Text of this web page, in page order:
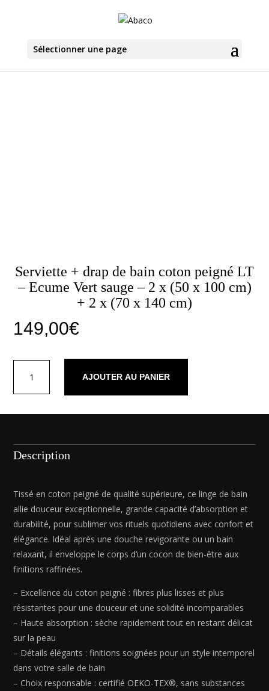
Sélectionner une page
Serviette + drap de bain coton peigné LT
– Ecume Vert sauge – 2 x (50 x 100 cm)
+ 2 x (70 x 140 cm)
149,00€
Serviette
bain
coton
LT
Ecume
sauge
-
2
100
cm)
+
2
x
AJOUTER AU PANIER
Description
Tissé en coton peigné de qualité supérieure, ce linge de bain
allie douceur exceptionnelle, grande capacité d’absorption et
durabilité, pour sublimer vos rituels quotidiens avec confort et
élégance. Idéal après une douche revigorante ou un bain
relaxant, il enveloppe le corps d’un cocon de bien-être aux
finitions raffinées.
– Excellence du coton peigné : fibres plus lisses et plus
résistantes pour une douceur et une solidité incomparables
– Haute absorption : sèche rapidement tout en restant délicat
sur la peau
– Détails élégants : finitions soignées pour un style intemporel
dans votre salle de bain
– Choix responsable : certifié OEKO-TEX®, sans substances